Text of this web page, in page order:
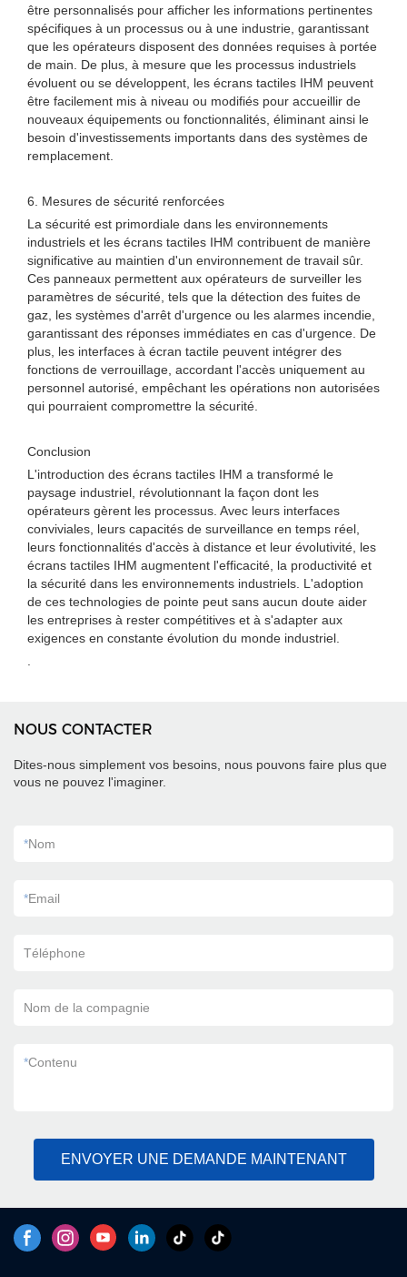
être personnalisés pour afficher les informations pertinentes
spécifiques à un processus ou à une industrie, garantissant
que les opérateurs disposent des données requises à portée
de main. De plus, à mesure que les processus industriels
évoluent ou se développent, les écrans tactiles IHM peuvent
être facilement mis à niveau ou modifiés pour accueillir de
nouveaux équipements ou fonctionnalités, éliminant ainsi le
besoin d'investissements importants dans des systèmes de
remplacement.
6. Mesures de sécurité renforcées
La sécurité est primordiale dans les environnements
industriels et les écrans tactiles IHM contribuent de manière
significative au maintien d'un environnement de travail sûr.
Ces panneaux permettent aux opérateurs de surveiller les
paramètres de sécurité, tels que la détection des fuites de
gaz, les systèmes d'arrêt d'urgence ou les alarmes incendie,
garantissant des réponses immédiates en cas d'urgence. De
plus, les interfaces à écran tactile peuvent intégrer des
fonctions de verrouillage, accordant l'accès uniquement au
personnel autorisé, empêchant les opérations non autorisées
qui pourraient compromettre la sécurité.
Conclusion
L'introduction des écrans tactiles IHM a transformé le
paysage industriel, révolutionnant la façon dont les
opérateurs gèrent les processus. Avec leurs interfaces
conviviales, leurs capacités de surveillance en temps réel,
leurs fonctionnalités d'accès à distance et leur évolutivité, les
écrans tactiles IHM augmentent l'efficacité, la productivité et
la sécurité dans les environnements industriels. L'adoption
de ces technologies de pointe peut sans aucun doute aider
les entreprises à rester compétitives et à s'adapter aux
exigences en constante évolution du monde industriel.
NOUS CONTACTER
Dites-nous simplement vos besoins, nous pouvons faire plus que
vous ne pouvez l'imaginer.
*Nom
*Email
Téléphone
Nom de la compagnie
*Contenu
ENVOYER UNE DEMANDE MAINTENANT